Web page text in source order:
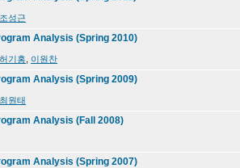
조성근
Analysis (Spring 2010)
허기홍 이원찬
Analysis (Spring 2009)
최원태
Analysis (Fall 2008)
Analysis (Spring 2007)